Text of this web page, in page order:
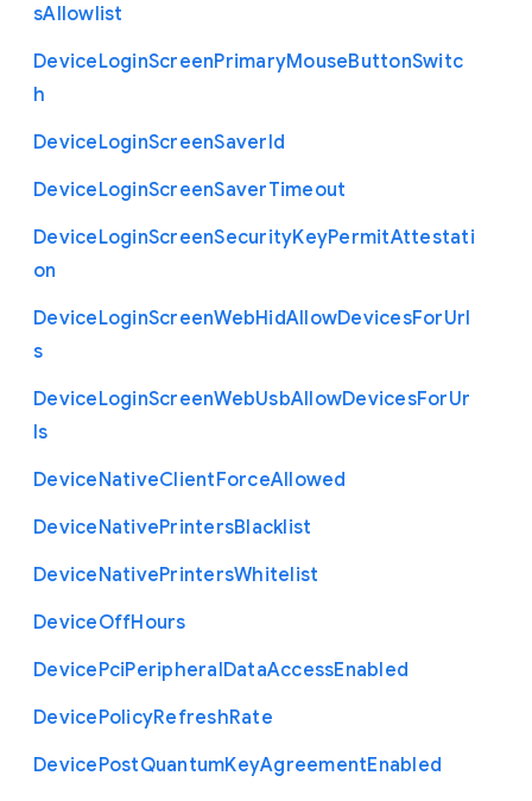
sAllowlist
DeviceLoginScreenPrimaryMouseButtonSwitc
h
DeviceLoginScreenSaverId
DeviceLoginScreenSaverTimeout
DeviceLoginScreenSecurityKeyPermitAttestati
on
DeviceLoginScreenWebHidAllowDevicesForUrl
s
DeviceLoginScreenWebUsbAllowDevicesForUr
ls
DeviceNativeClientForceAllowed
DeviceNativePrintersBlacklist
DeviceNativePrintersWhitelist
DeviceOffHours
DevicePciPeripheralDataAccessEnabled
DevicePolicyRefreshRate
DevicePostQuantumKeyAgreementEnabled